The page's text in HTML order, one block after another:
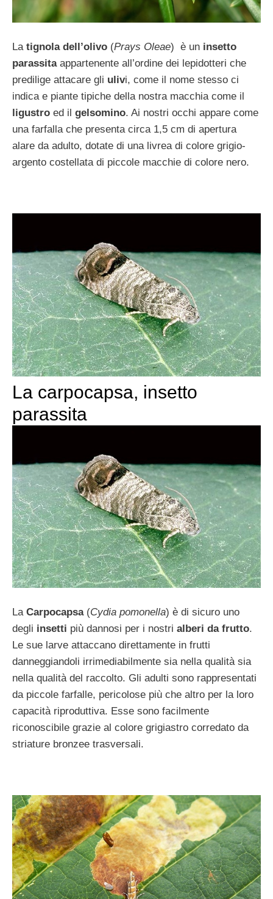
La tignola dell’olivo (Prays Oleae) è un insetto
parassitaappartenente all’ordine dei lepidotteri che
predilige attacare gli ulivi, come il nome stesso ci
indica e piante tipiche della nostra macchia come il
ligustro ed il gelsomino. Ai nostri occhi appare come
una farfalla che presenta circa 1,5 cm di apertura
alare da adulto, dotate di una livrea di colore grigio-
argento costellata di piccole macchie di colore nero.
La carpocapsa, insetto
parassita
La Carpocapsa(Cydia pomonella) è di sicuro uno
degli insetti più dannosi per i nostri alberi da frutto.
Le sue larve attaccano direttamente in frutti
danneggiandoli irrimediabilmente sia nella qualità sia
nella qualità del raccolto. Gli adulti sono rappresentati
da piccole farfalle, pericolose più che altro per la loro
capacità riproduttiva. Esse sono facilmente
riconoscibile grazie al colore grigiastro corredato da
striature bronzee trasversali.